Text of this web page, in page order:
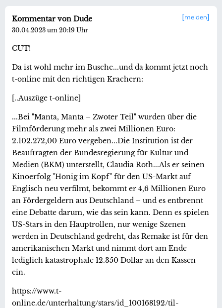
melden
Kommentar von Dude
30.04.2023 um 20:19 Uhr
CUT!
Da ist wohl mehr im Busche...und da kommt jetzt noch
t-online mit den richtigen Krachern:
[..Auszüge t-online]
...Bei "Manta, Manta – Zwoter Teil" wurden über die
Filmförderung mehr als zwei Millionen Euro:
2.102.272,00 Euro vergeben...Die Institution ist der
Beauftragten der Bundesregierung für Kultur und
Medien (BKM) unterstellt, Claudia Roth...Als er seinen
Kinoerfolg "Honig im Kopf" für den US-Markt auf
Englisch neu verfilmt, bekommt er 4,6 Millionen Euro
an Fördergeldern aus Deutschland – und es entbrennt
eine Debatte darum, wie das sein kann. Denn es spielen
US-Stars in den Hauptrollen, nur wenige Szenen
werden in Deutschland gedreht, das Remake ist für den
amerikanischen Markt und nimmt dort am Ende
lediglich katastrophale 12.350 Dollar an den Kassen
ein.
https://www.t-
online.de/unterhaltung/stars/id_100168192/til-